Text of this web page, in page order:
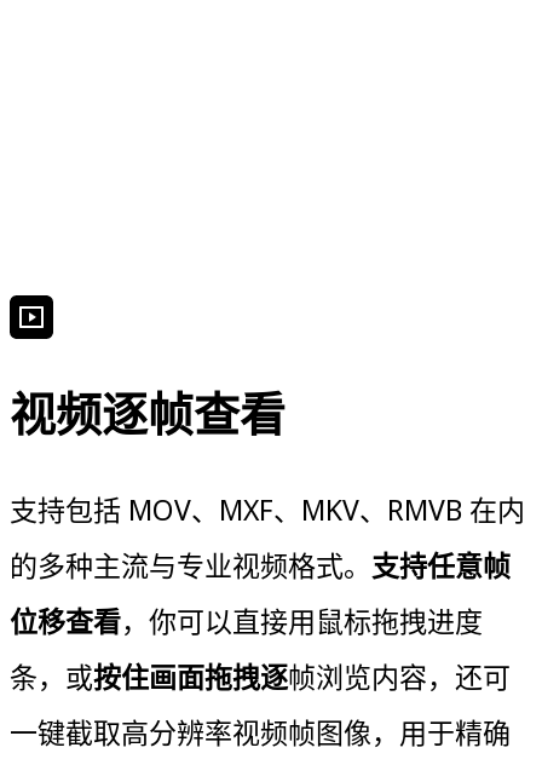
视频逐帧查看
支持包括 MOV、MXF、MKV、RMVB 在内
的多种主流与专业视频格式。 支持任意帧
位移查看，你可以直接用鼠标拖拽进度
条，或按住画面拖拽逐帧浏览内容，还可
一键截取高分辨率视频帧图像，用于精确